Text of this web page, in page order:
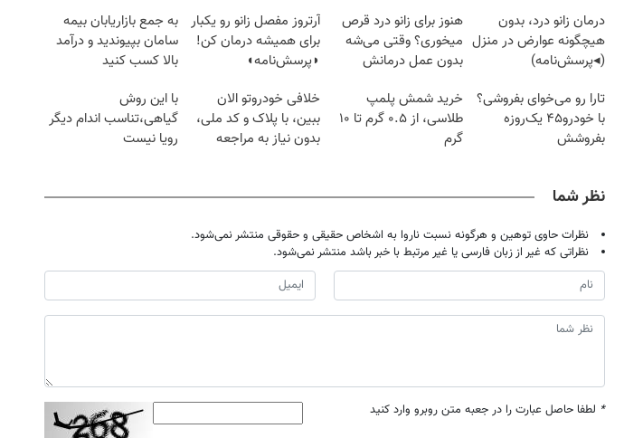
درمان زانو درد، بدون
هیچگونه عوارض در منزل
(◂پرسش‌نامه)
هنوز برای زانو درد قرص
میخوری؟ وقتی می‌شه
بدون عمل درمانش
آرتروز مفصل زانو رو یکبار
برای همیشه درمان کن!
◗پرسش‌نامه◖
به جمع بازاریابان بیمه
سامان بپیوندید و درآمد
بالا کسب کنید
تارا رو می‌خوای بفروشی؟
با خودرو۴۵ یک‌روزه
بفروشش
خرید شمش پلمپ
طلاسی، از ۰.۵ گرم تا ۱۰
گرم
خلافی خودروتو الان
ببین، با پلاک و کد ملی،
بدون نیاز به مراجعه
با این روش
گیاهی،تناسب اندام دیگر
رویا نیست
نظر شما
نظرات حاوی توهین و هرگونه نسبت ناروا به اشخاص حقیقی و حقوقی منتشر نمی‌شود.
نظراتی که غیر از زبان فارسی یا غیر مرتبط با خبر باشد منتشر نمی‌شود.
* لطفا حاصل عبارت را در جعبه متن روبرو وارد کنید